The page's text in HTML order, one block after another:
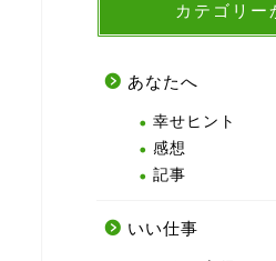
カテゴリー
あなたへ
幸せヒント
感想
記事
いい仕事